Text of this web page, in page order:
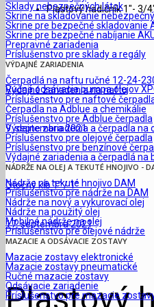
Sklady nebezpečných látok
Skrine na skladovanie
Skrine pre bezpečné skladovanie
Skrine pre bezpečné nabíjanie
Prepravné zariadenia
Príslušenstvo pre sklady a regály
VÝDAJNÉ ZARIADENIA
Čerpadlá na naftu ručné 12-24-
Výdajné zariadenia na naftu
Príslušenstvo pre naftové
Čerpadla na Adblue a chemikálie
Príslušenstvo pre Adblue čerpadla
Výdajne zariadenia a čerpadla na
Príslušenstvo pre olejové čerpadla
Príslušenstvo pre benzínové
Výdajné zariadenia a čerpadlá na
NÁDRŽE NA OLEJ A TEKUTÉ HNOJIVO -
Nádrže na tekuté hnojivo DAM
Príslušenstvo pre nádrže na DAM
Nádrže na nový a vykurovací olej
Nádrže na použitý olej
Mobilné nádrže na olej
Príslušenstvo pre olejové nádrže
MAZACIE A ODSÁVACIE ZOSTAVY
Mazacie zostavy elektronické
Mazacie zostavy pneumatické
Ručné mazacie zostavy
Odsávacie zariadenie
Príslušenstvo pre mazacie
Plastový hadičník 1″- 3/
Ručná odsávacia pumpa olejov
9. septembra 2021
Otočný kĺb 1″ / 1″
17. septembra 2021
Plastový